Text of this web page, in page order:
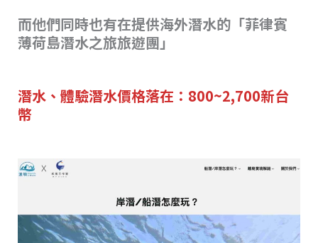
而他們同時也有在提供海外潛水的「菲律賓
薄荷島潛水之旅旅遊團」
潛水、體驗潛水價格落在：800~2,700新台
幣